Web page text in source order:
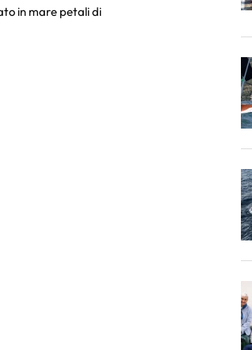
in mare petali di